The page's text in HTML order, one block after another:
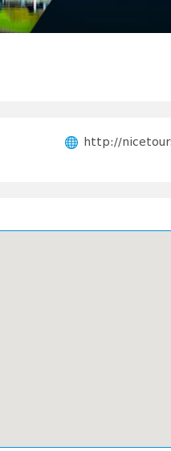
http://